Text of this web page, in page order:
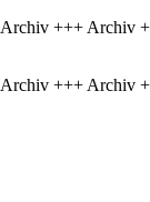
+++ Archiv
+++ Archiv